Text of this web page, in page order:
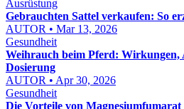
Ausrüstung
Gebrauchten Sattel verkaufen: So
AUTOR • Mar 13, 2026
Gesundheit
Weihrauch beim Pferd: Wirkungen,
Dosierung
AUTOR • Apr 30, 2026
Gesundheit
Die Vorteile von